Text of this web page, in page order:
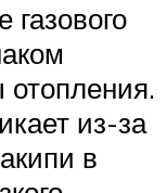
отопления.
из-за
в